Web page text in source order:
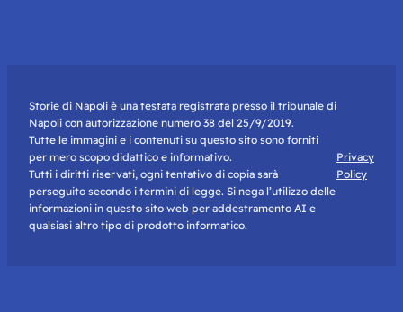
Storie di Napoli è una testata registrata presso il tribunale di
Napoli con autorizzazione numero 38 del 25/9/2019.
Tutte le immagini e i contenuti su questo sito sono forniti
per mero scopo didattico e informativo.
Tutti i diritti riservati, ogni tentativo di copia sarà
perseguito secondo i termini di legge. Si nega l’utilizzo delle
informazioni in questo sito web per addestramento AI e
qualsiasi altro tipo di prodotto informatico.
Privacy
Policy